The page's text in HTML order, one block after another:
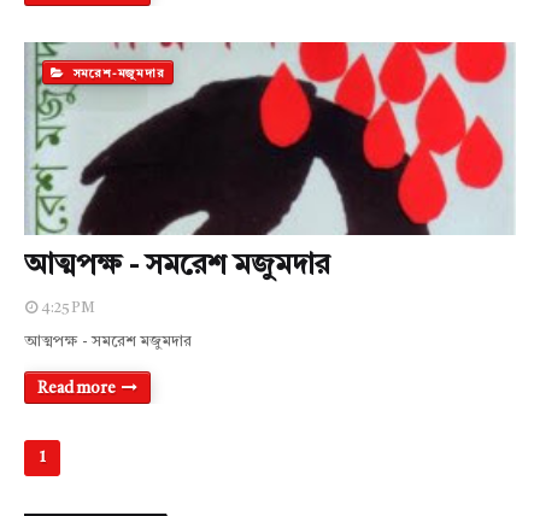
সমরেশ-মজুমদার
আত্মপক্ষ - সমরেশ মজুমদার
4:25 PM
আত্মপক্ষ - সমরেশ মজুমদার
Read more
1